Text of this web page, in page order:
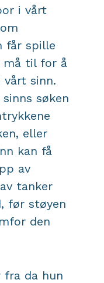
i vårt
får spille
må til for å
sinn.
søken
eller
kan få
av
tanker
før støyen
den
fra da hun